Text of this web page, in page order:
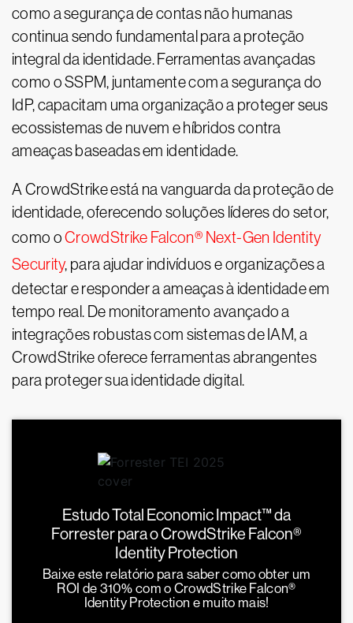
como a segurança de contas não humanas
continua sendo fundamental para a proteção
integral da identidade. Ferramentas avançadas
como o SSPM, juntamente com a segurança do
IdP, capacitam uma organização a proteger seus
ecossistemas de nuvem e híbridos contra
ameaças baseadas em identidade.
A CrowdStrike está na vanguarda da proteção de
identidade, oferecendo soluções líderes do setor,
como oCrowdStrike Falcon® Next-Gen Identity
Security, para ajudar indivíduos e organizações a
detectar e responder a ameaças à identidade em
tempo real. De monitoramento avançado a
integrações robustas com sistemas de IAM, a
CrowdStrike oferece ferramentas abrangentes
para proteger sua identidade digital.
Estudo Total Economic Impact™ da
Forrester para o CrowdStrike Falcon®
Identity Protection
Baixe este relatório para saber como obter um
ROI de 310% com o CrowdStrike Falcon®
Identity Protection e muito mais!